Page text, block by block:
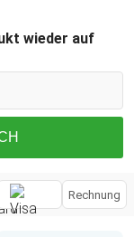
wieder auf
Rechnung